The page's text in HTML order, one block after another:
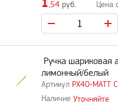
1,54 руб.
PX40-MATT
Ручка шариковая
лимонный/белый
Уточняйте